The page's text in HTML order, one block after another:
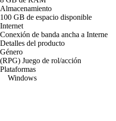
Almacenamiento
100 GB de espacio disponible
Internet
Conexión de banda ancha a Interne
Detalles del producto
Género
(RPG) Juego de rol/acción
Plataformas
Windows